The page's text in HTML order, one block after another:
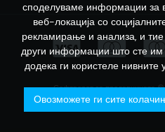
Софтверот за
споделуваме информации за
веб-локација со
рекламирање и анализа, и
други информации што сте
додека ги користеле нивните
Овозможете ги сите